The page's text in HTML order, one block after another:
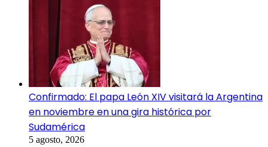
Confirmado: El papa León XIV visitará la Argentina
en noviembre en una gira histórica por
Sudamérica
5 agosto, 2026